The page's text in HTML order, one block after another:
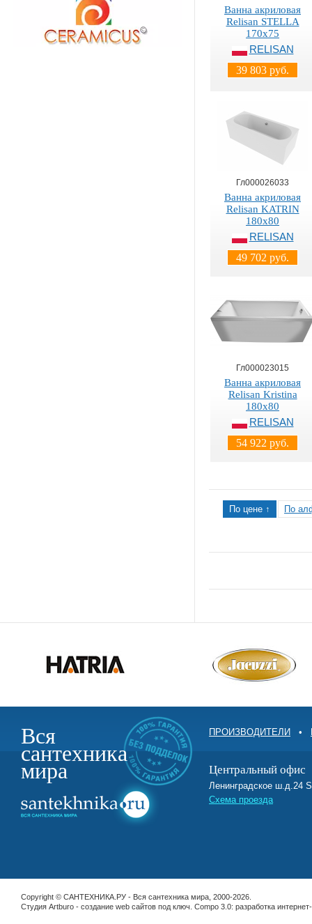
Ванна акриловая
Relisan STELLA
170х75
RELISAN
39 803 руб.
Гл000026033
Ванна акриловая
Relisan KATRIN
180х80
RELISAN
49 702 руб.
Гл000023015
Ванна акриловая
Relisan Kristina
180х80
RELISAN
54 922 руб.
По цене ↑ По
Вся
сантехника
мира
ПРОИЗВОДИТЕЛИ •
Центральный офис
Ленинградское ш.д.24
Схема проезда
Copyright © САНТЕХНИКА.РУ - Вся сантехника мира, 2000-2026.
Студия Artburo - cоздание web сайтов под ключ . Compo 3.0: разработка